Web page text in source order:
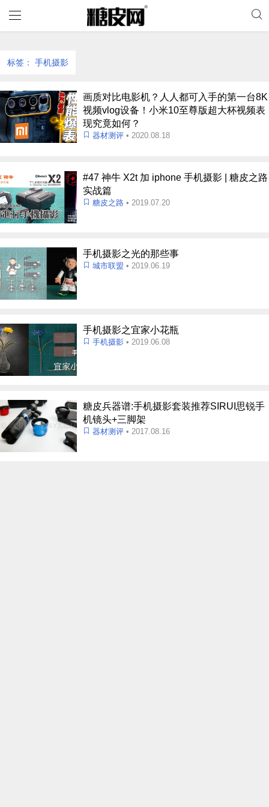
标签： 手机摄影
画质对比电影机？人人都可入手的第一台8K
视频vlog设备！小米10至尊版超大杯视频表
现究竟如何？
器材测评 • 2020.08.18
#47 神牛 X2t 加 iphone 手机摄影 | 糖皮之路
实战篇
糖皮之路 • 2019.07.20
手机摄影之光的那些事
城市联盟 • 2019.06.19
手机摄影之宜家小花瓶
手机摄影 • 2019.06.08
糖皮兵器谱:手机摄影套装推荐SIRUI思锐手
机镜头+三脚架
器材测评 • 2017.08.16